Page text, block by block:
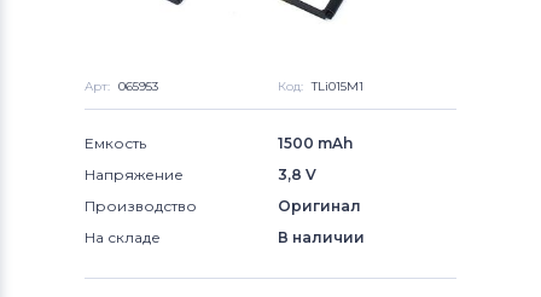
Арт: 065953 Код: TLi015M1
Емкость
1500 mAh
Напряжение
3,8 V
Производство
Оригинал
На складе
В наличии